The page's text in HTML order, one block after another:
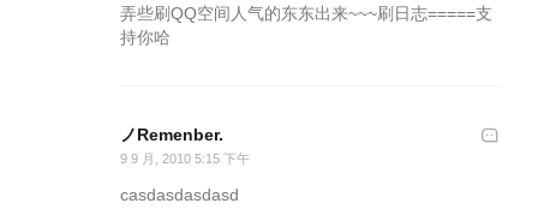
弄些刷QQ空间人气的东东出来~~~刷日志=====支
持你哈
ノRemenber.
9 9 月, 2010 5:15 下午
casdasdasdasd